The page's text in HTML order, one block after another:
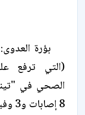
بؤرة
(التي ترفع
الصحي في
8 إصابات و3 وفيات بالفيروس.